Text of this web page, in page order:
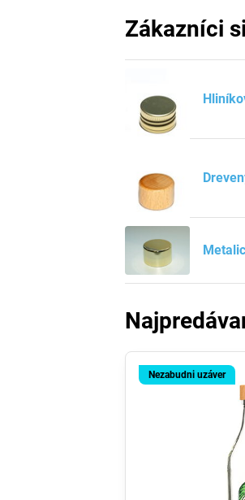
Zákazníci
Nezabudni uzáver